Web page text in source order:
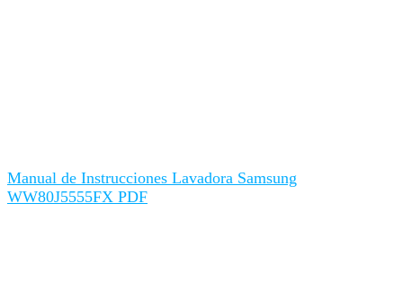
Manual de Instrucciones Lavadora Samsung
WW80J5555FX PDF